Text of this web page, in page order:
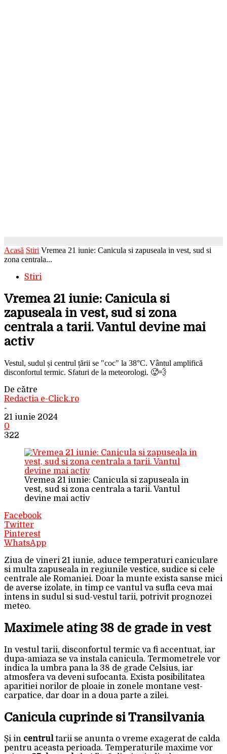
Acasă Stiri Vremea 21 iunie: Canicula si zapuseala in vest, sud si
zona centrala...
Stiri
Vremea 21 iunie: Canicula si
zapuseala in vest, sud si zona
centrala a tarii. Vantul devine mai
activ
Vestul, sudul și centrul țării se "coc" la 38°C. Vântul amplifică
disconfortul termic. Sfaturi de la meteorologi. 🥵💨
De către
Redactia e-Click.ro
-
21 iunie 2024
0
322
Vremea 21 iunie: Canicula si zapuseala in
vest, sud si zona centrala a tarii. Vantul
devine mai activ
Facebook
Twitter
Pinterest
WhatsApp
Ziua de vineri 21 iunie, aduce temperaturi caniculare
si multa zapuseala in regiunile vestice, sudice si cele
centrale ale Romaniei. Doar la munte exista sanse mici
de averse izolate, in timp ce vantul va sufla ceva mai
intens in sudul si sud-vestul tarii, potrivit prognozei
meteo.
Maximele ating 38 de grade in vest
In vestul tarii, disconfortul termic va fi accentuat, iar
dupa-amiaza se va instala canicula. Termometrele vor
indica la umbra pana la 38 de grade Celsius, iar
atmosfera va deveni sufocanta. Exista posibilitatea
aparitiei norilor de ploaie in zonele montane vest-
carpatice, dar doar in a doua parte a zilei.
Canicula cuprinde si Transilvania
Și in centrultarii se anunta o vreme exagerat de calda
pentru aceasta perioada. Temperaturile maxime vor